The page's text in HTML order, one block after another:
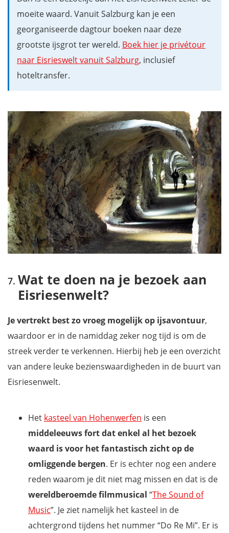
moeite waard. Vanuit Salzburg kan je een
georganiseerde dagtour boeken naar deze
grootste ijsgrot ter wereld. Boek hier je privétour
naar Eisrieswelt vanuit Salzburg, inclusief
hoteltransfer.
Wat te doen na je bezoek aan
Eisriesenwelt?
Je vertrekt best zo vroeg mogelijk op ijsavontuur,
waardoor er in de namiddag zeker nog tijd is om de
streek verder te verkennen. Hierbij heb je een overzicht
van andere leuke bezienswaardigheden in de buurt van
Eisriesenwelt.
Het kasteel van Hohenwerfen is een
middeleeuws fort dat enkel al het bezoek
waard is voor het fantastisch zicht op de
omliggende bergen. Er is echter nog een andere
reden waarom je dit niet mag missen en dat is de
wereldberoemde filmmusical “The Sound of
Music”. Je ziet namelijk het kasteel in de
achtergrond tijdens het nummer “Do Re Mi”. Er is